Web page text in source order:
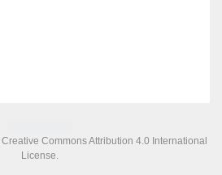
Creative Commons Attribution 4.0 International
License.